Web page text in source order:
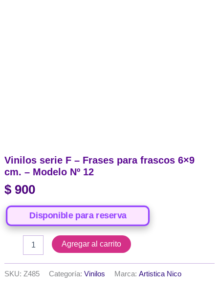
Vinilos serie F – Frases para frascos 6×9
cm. – Modelo Nº 12
$ 900
Disponible para reserva
Frases
Agregar al carrito
SKU:Z485 Categoría:Vinilos Marca:Artistica Nico